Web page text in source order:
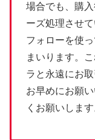
場合でも、購
ーズ処理させ
フォローを使
まいります。
ラと永遠にお
お早めにお願
くお願いします